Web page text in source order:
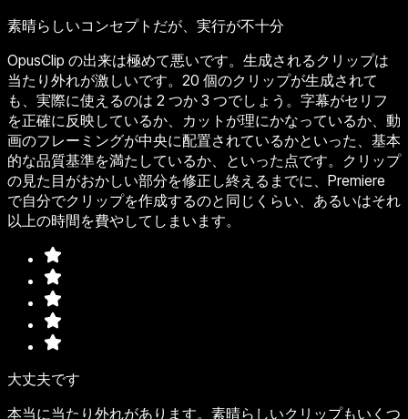
素晴らしいコンセプトだが、実行が不十分
OpusClip の出来は極めて悪いです。生成されるクリップは
当たり外れが激しいです。20 個のクリップが生成されて
も、実際に使えるのは 2 つか 3 つでしょう。字幕がセリフ
を正確に反映しているか、カットが理にかなっているか、動
画のフレーミングが中央に配置されているかといった、基本
的な品質基準を満たしているか、といった点です。クリップ
の見た目がおかしい部分を修正し終えるまでに、Premiere
で自分でクリップを作成するのと同じくらい、あるいはそれ
以上の時間を費やしてしまいます。
大丈夫です
本当に当たり外れがあります。素晴らしいクリップもいくつ